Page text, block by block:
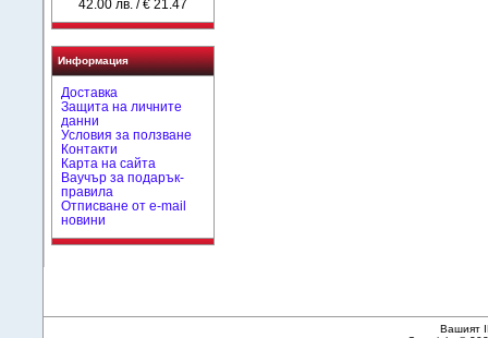
42.00 лв. / € 21.47
Информация
Доставка
Защита на личните
данни
Условия за ползване
Контакти
Карта на сайта
Ваучър за подарък-
правила
Отписване от e-mail
новини
Вашият